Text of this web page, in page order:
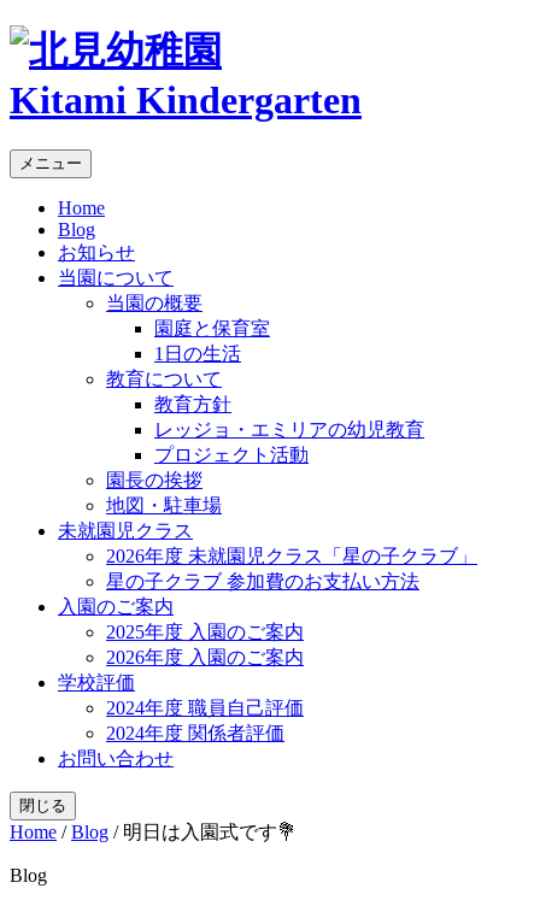
Kitami Kindergarten
メニュー
Home
Blog
お知らせ
当園について
当園の概要
園庭と保育室
1日の生活
教育について
教育方針
レッジョ・エミリアの幼児教育
プロジェクト活動
園長の挨拶
地図・駐車場
未就園児クラス
2026年度 未就園児クラス「星の子クラブ」
星の子クラブ 参加費のお支払い方法
入園のご案内
2025年度 入園のご案内
2026年度 入園のご案内
学校評価
2024年度 職員自己評価
2024年度 関係者評価
お問い合わせ
閉じる
Home /Blog / 明日は入園式です💐
Blog